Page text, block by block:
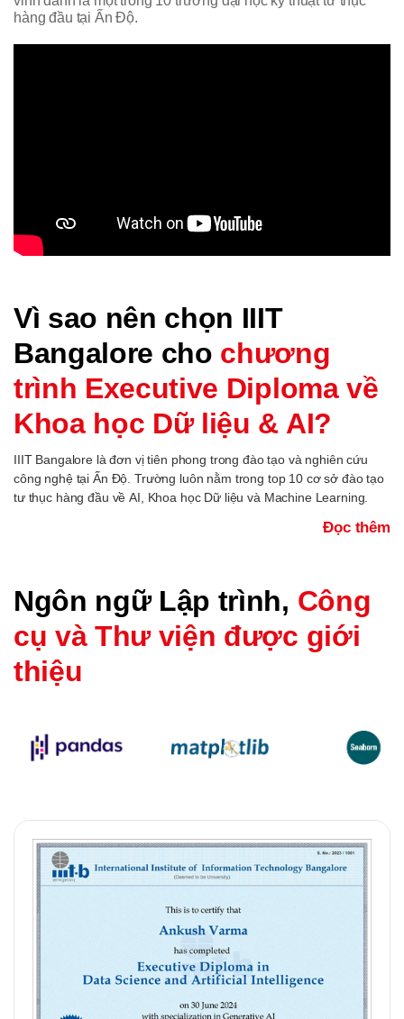
hàng đầu tại Ấn Độ.
Vì sao nên chọn IIIT
Bangalore cho chương
trình Executive Diploma về
Khoa học Dữ liệu & AI?
IIIT Bangalore là đơn vị tiên phong trong đào tạo và nghiên cứu
công nghệ tại Ấn Độ. Trường luôn nằm trong top 10 cơ sở đào tạo
tư thục hàng đầu về AI, Khoa học Dữ liệu và Machine Learning.
Đọc thêm
Ngôn ngữ Lập trình, Công
cụ và Thư viện được giới
thiệu